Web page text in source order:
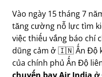
Vào ngày 15 tháng 7
tăng cường nỗ lực tìm
việc thiếu vắng báo chí
dũng cảm ở 🇮🇳 Ấn Độ
của chính phủ Ấn Độ